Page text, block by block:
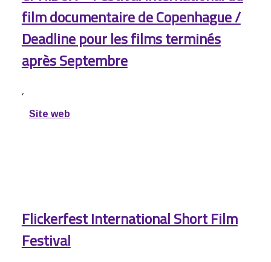
film documentaire de Copenhague /
Deadline pour les films terminés
après Septembre
,
Site web
Flickerfest International Short Film
Festival